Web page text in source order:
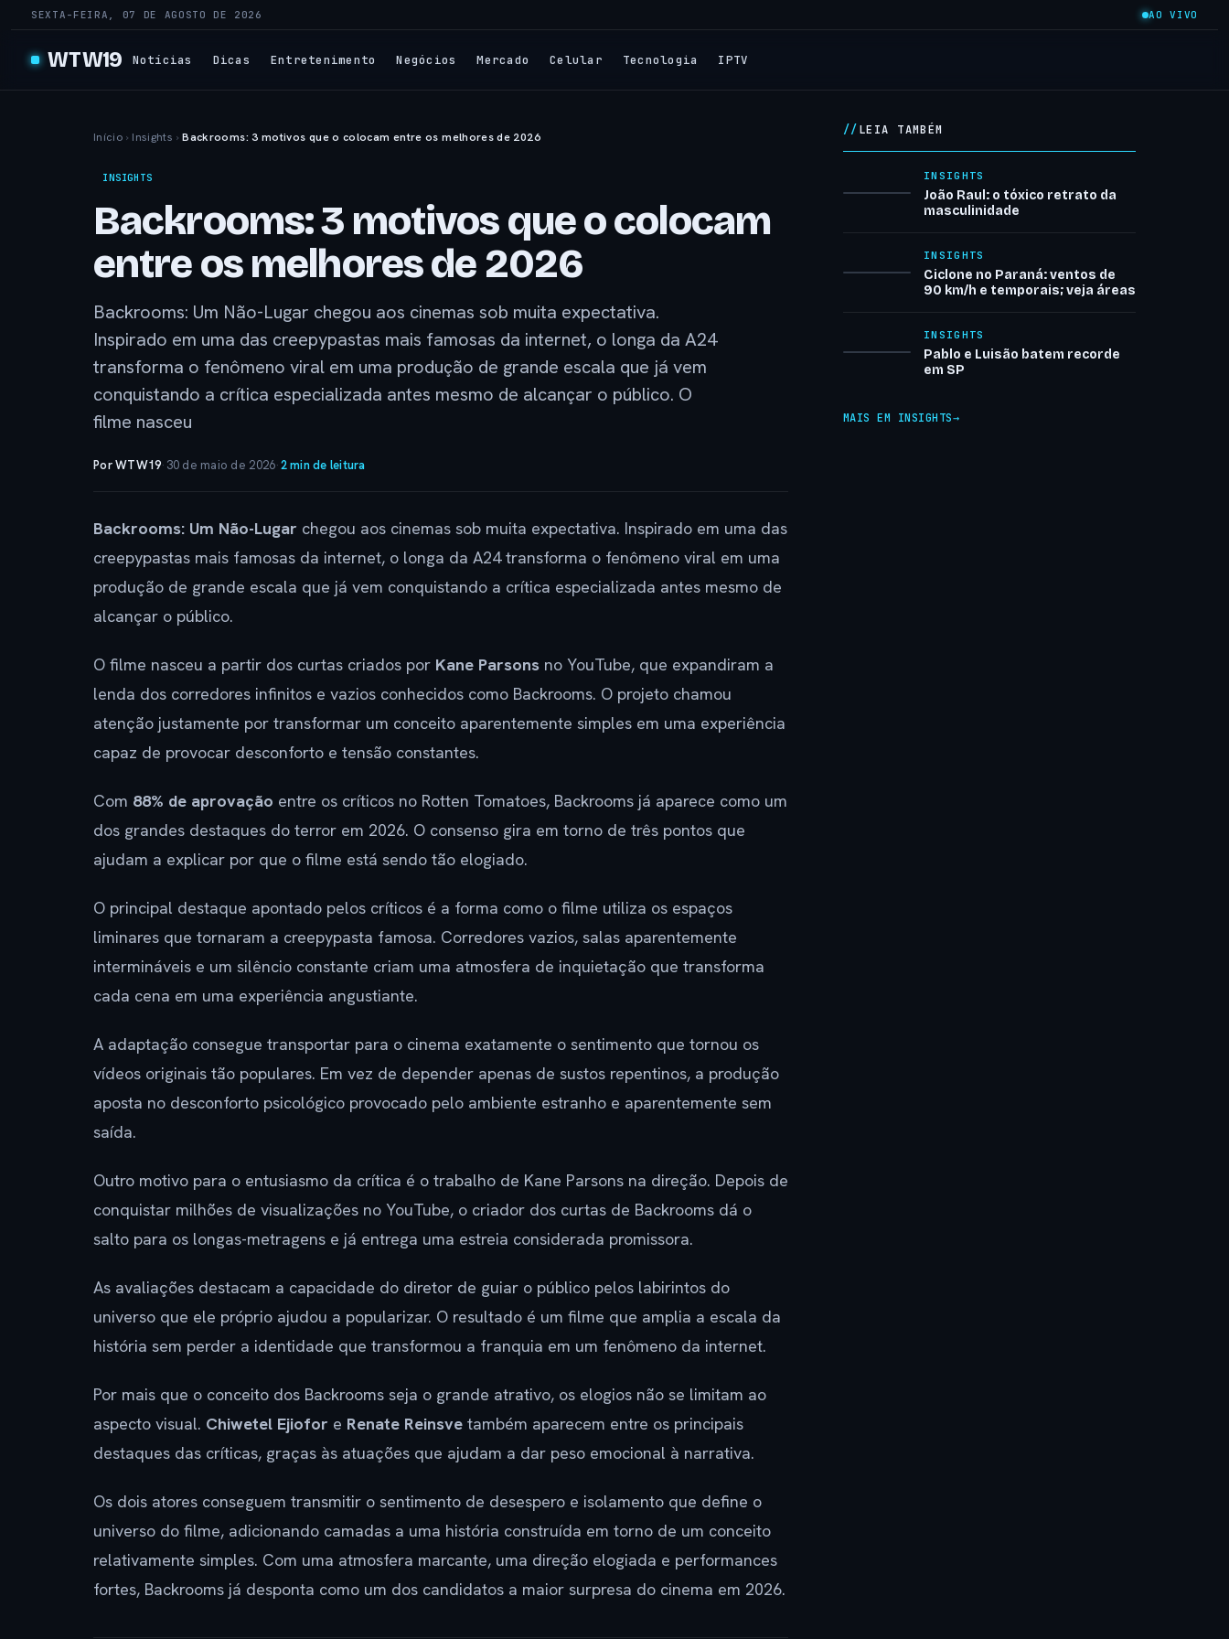
SEXTA-FEIRA, 07 DE AGOSTO DE 2026 AO VIVO
WTW19 Notícias Dicas Entretenimento Negócios Mercado Celular Tecnologia IPTV
Início › Insights › Backrooms: 3 motivos que o colocam entre os melhores de 2026
INSIGHTS
Backrooms: 3 motivos que o colocam
entre os melhores de 2026
Backrooms: Um Não-Lugar chegou aos cinemas sob muita expectativa.
Inspirado em uma das creepypastas mais famosas da internet, o longa da A24
transforma o fenômeno viral em uma produção de grande escala que já vem
conquistando a crítica especializada antes mesmo de alcançar o público. O
filme nasceu
Por WTW19· 30 de maio de 2026·2 min de leitura
Backrooms: Um Não-Lugar chegou aos cinemas sob muita expectativa. Inspirado em uma das
creepypastas mais famosas da internet, o longa da A24 transforma o fenômeno viral em uma
produção de grande escala que já vem conquistando a crítica especializada antes mesmo de
alcançar o público.
O filme nasceu a partir dos curtas criados por Kane Parsons no YouTube, que expandiram a
lenda dos corredores infinitos e vazios conhecidos como Backrooms. O projeto chamou
atenção justamente por transformar um conceito aparentemente simples em uma experiência
capaz de provocar desconforto e tensão constantes.
Com 88% de aprovação entre os críticos no Rotten Tomatoes, Backrooms já aparece como um
dos grandes destaques do terror em 2026. O consenso gira em torno de três pontos que
ajudam a explicar por que o filme está sendo tão elogiado.
O principal destaque apontado pelos críticos é a forma como o filme utiliza os espaços
liminares que tornaram a creepypasta famosa. Corredores vazios, salas aparentemente
intermináveis e um silêncio constante criam uma atmosfera de inquietação que transforma
cada cena em uma experiência angustiante.
A adaptação consegue transportar para o cinema exatamente o sentimento que tornou os
vídeos originais tão populares. Em vez de depender apenas de sustos repentinos, a produção
aposta no desconforto psicológico provocado pelo ambiente estranho e aparentemente sem
saída.
Outro motivo para o entusiasmo da crítica é o trabalho de Kane Parsons na direção. Depois de
conquistar milhões de visualizações no YouTube, o criador dos curtas de Backrooms dá o
salto para os longas-metragens e já entrega uma estreia considerada promissora.
As avaliações destacam a capacidade do diretor de guiar o público pelos labirintos do
universo que ele próprio ajudou a popularizar. O resultado é um filme que amplia a escala da
história sem perder a identidade que transformou a franquia em um fenômeno da internet.
Por mais que o conceito dos Backrooms seja o grande atrativo, os elogios não se limitam ao
aspecto visual. Chiwetel Ejiofor e Renate Reinsve também aparecem entre os principais
destaques das críticas, graças às atuações que ajudam a dar peso emocional à narrativa.
Os dois atores conseguem transmitir o sentimento de desespero e isolamento que define o
universo do filme, adicionando camadas a uma história construída em torno de um conceito
relativamente simples. Com uma atmosfera marcante, uma direção elogiada e performances
fortes, Backrooms já desponta como um dos candidatos a maior surpresa do cinema em 2026.
LEIA TAMBÉM
INSIGHTS
João Raul: o tóxico retrato da
masculinidade
INSIGHTS
Ciclone no Paraná: ventos de
90 km/h e temporais; veja áreas
INSIGHTS
Pablo e Luisão batem recorde
em SP
MAIS EM INSIGHTS